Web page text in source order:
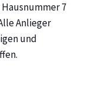
7
Anlieger
und